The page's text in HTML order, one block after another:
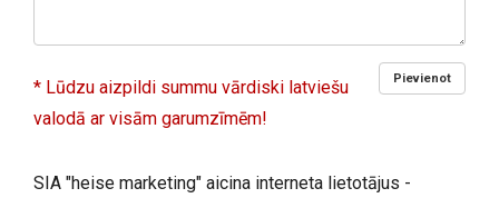
Pievienot
* Lūdzu aizpildi summu vārdiski latviešu
valodā ar visām garumzīmēm!
SIA "heise marketing" aicina interneta lietotājus -